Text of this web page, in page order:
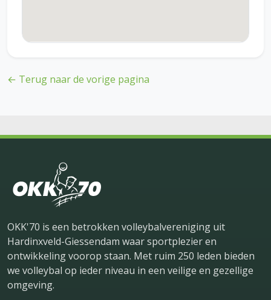
← Terug naar de vorige pagina
OKK'70 is een betrokken volleybalvereniging uit
Hardinxveld-Giessendam waar sportplezier en
ontwikkeling voorop staan. Met ruim 250 leden bieden
we volleybal op ieder niveau in een veilige en gezellige
omgeving.